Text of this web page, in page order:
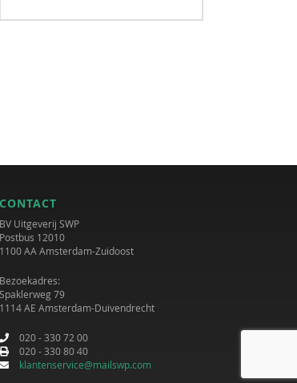
CONTACT
BV Uitgeverij SWP
Postbus 12010
1100 AA Amsterdam-Zuidoost
Bezoekadres:
Spaklerweg 79
1114 AE Amsterdam-Duivendrecht
020 - 330 72 00
020 - 330 80 40
klantenservice@mailswp.com